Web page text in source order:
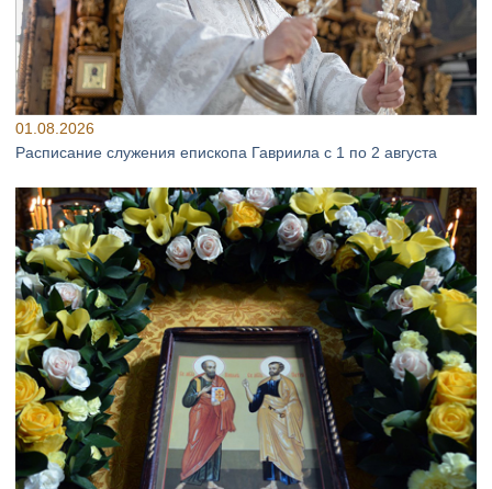
01.08.2026
Расписание служения епископа Гавриила с 1 по 2 августа